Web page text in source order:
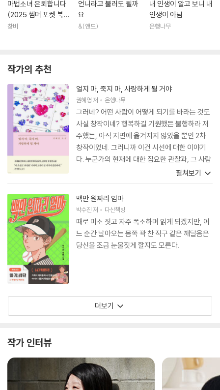
마법소녀 은퇴합니다
(2025 썸머 포켓 북
에디션)
창비
언니라고 불러도 될까
요
&(앤드)
내 인생이 알고 보니 내
인생이 아님
은행나무
작가의 추천
얼지 마, 죽지 마, 사랑하게 될 거야
권혜영저 은행나무
그러네? 어떤 사람이 어떻게 되기를 바라는 것도
사실 창작이네? 행복하길 기원했든 불행하라 저
주했든, 아직 지면에 옮겨지지 않았을 뿐인 2차
창작이었네. 그러니까 이건 시선에 대한 이야기
다. 누군가의 현재에 대한 집요한 관찰과, 그 사람
이 가야 할 미래를 그린 무궁한 상상의 이야기. 남
를 그리고 있는 인물의 눈이 마주치는, 기이한 현
실에 관한 이야기. 권혜영은 이야기와, 이야기 속
이야기와, 이야기 바깥을 쾌속으로 꿰고 뒤집는
다. 독자가 바늘땀 자국을 찾아다니는 사이에 불
가능할 것 같은 장르적 전복을 감쪽같이, 심지어
펼쳐보기
백만 원짜리 엄마
박수진저 다산책방
때로 미소 짓고 자주 폭소하며 읽게 되겠지만, 어
느 순간 날아오는 몸쪽 꽉 찬 직구 같은 깨달음은
당신을 조금 눈물짓게 할지도 모른다.
더보기
작가 인터뷰